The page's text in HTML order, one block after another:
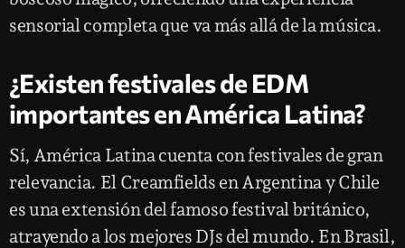
sensorial completa que va más allá de la música.
¿Existen festivales de EDM
importantes en América Latina?
Sí, América Latina cuenta con festivales de gran
relevancia. El Creamfields en Argentina y Chile
es una extensión del famoso festival británico,
atrayendo a los mejores DJs del mundo. En Brasil,